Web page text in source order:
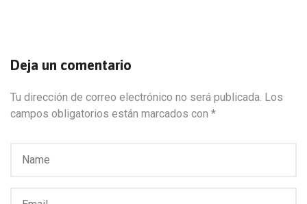
Deja un comentario
Tu dirección de correo electrónico no será publicada. Los
campos obligatorios están marcados con *